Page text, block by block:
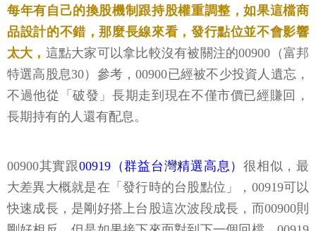
每年有自己的換股機制跟持股權重調整，如果這檔商
品設計的不錯，那麼長線來看，發行點位並不會影響
太大， 這點大家可以拿比較沒有被關注的00900（富邦
特選高股息30）參考，00900已經被不少投資人遺忘，
不過他從「破發」長期走到現在不僅市價已經賺回，
長期持有的人還有配息。
00900其實跟00919（群益台灣精選高息）很相似，最
大差異大概就是在「發行時的台股點位」，00919可以
快速成長，是剛好搭上台股這次波段成長，而00900則